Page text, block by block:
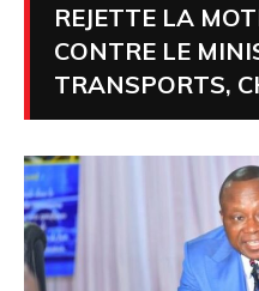
REJETTE LA
CONTRE LE
TRANSPORTS,